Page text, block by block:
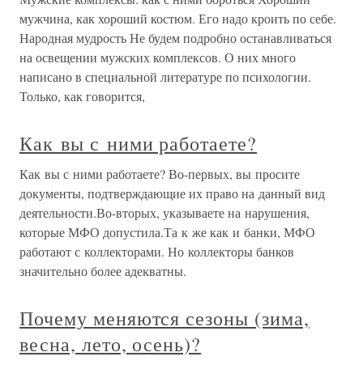
мужчина, как хороший костюм. Его надо кроить по себе.
Народная мудрость Не будем подробно останавливаться
на освещении мужских комплексов. О них много
написано в специальной литературе по психологии.
Только, как говорится,
Как вы с ними работаете?
Как вы с ними работаете? Во-первых, вы просите
документы, подтверждающие их право на данный вид
деятельности.Во-вторых, указываете на нарушения,
которые МФО допустила.Та к же как и банки, МФО
работают с коллекторами. Но коллекторы банков
значительно более адекватны.
Почему меняются сезоны (зима,
весна, лето, осень)?